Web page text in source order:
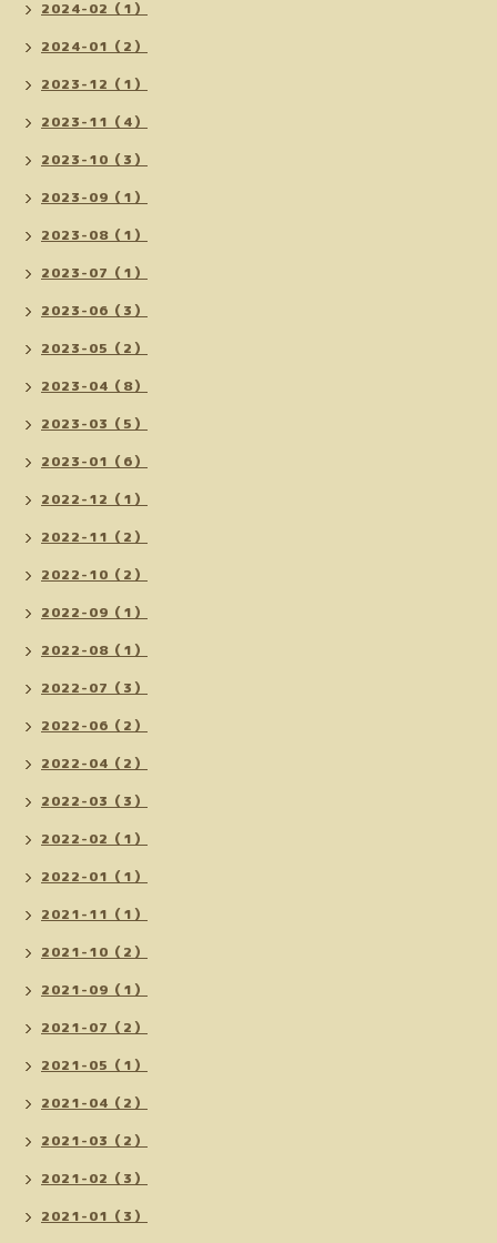
2024-02（1）
2024-01（2）
2023-12（1）
2023-11（4）
2023-10（3）
2023-09（1）
2023-08（1）
2023-07（1）
2023-06（3）
2023-05（2）
2023-04（8）
2023-03（5）
2023-01（6）
2022-12（1）
2022-11（2）
2022-10（2）
2022-09（1）
2022-08（1）
2022-07（3）
2022-06（2）
2022-04（2）
2022-03（3）
2022-02（1）
2022-01（1）
2021-11（1）
2021-10（2）
2021-09（1）
2021-07（2）
2021-05（1）
2021-04（2）
2021-03（2）
2021-02（3）
2021-01（3）